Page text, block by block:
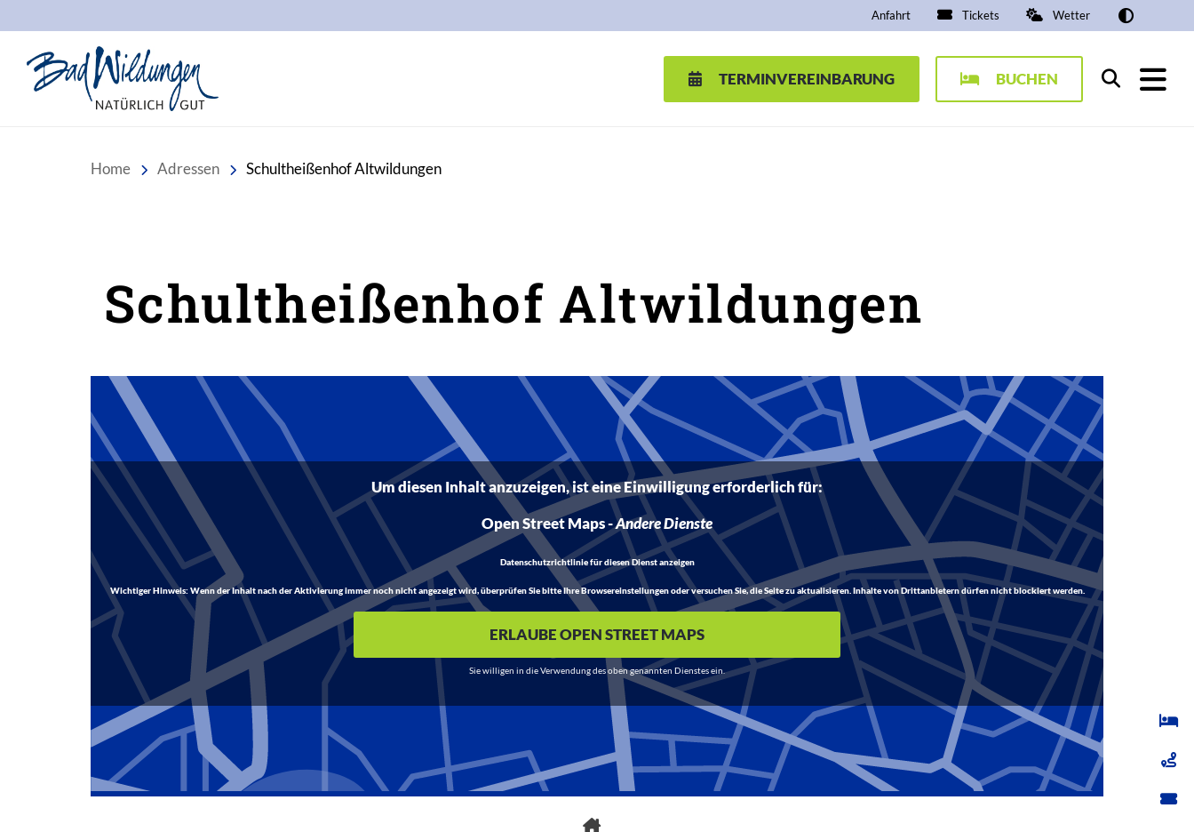
Anfahrt Tickets Wetter
TERMINVEREINBARUNG BUCHEN Suchen
Home Adressen Schultheißenhof Altwildungen
Schultheißenhof Altwildungen
Inhalt
Um diesen Inhalt anzuzeigen, ist eine Einwilligung erforderlich für:
Open Street Maps-Andere Dienste
Datenschutzrichtlinie für diesen Dienst anzeigen
Wichtiger Hinweis:Wenn der Inhalt nach der Aktivierung immer noch nicht angezeigt wird, überprüfen Sie bitte Ihre Browsereinstellungen oder versuchen Sie, die Seite zu aktualisieren. Inhalte von Drittanbietern dürfen nicht blockiert werden.
ERLAUBE OPEN STREET MAPS
Sie willigen in die Verwendung des oben genannten Dienstes ein.